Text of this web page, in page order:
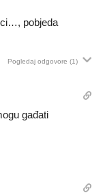
pobjeda
Pogledaj odgovore (1)
gađati